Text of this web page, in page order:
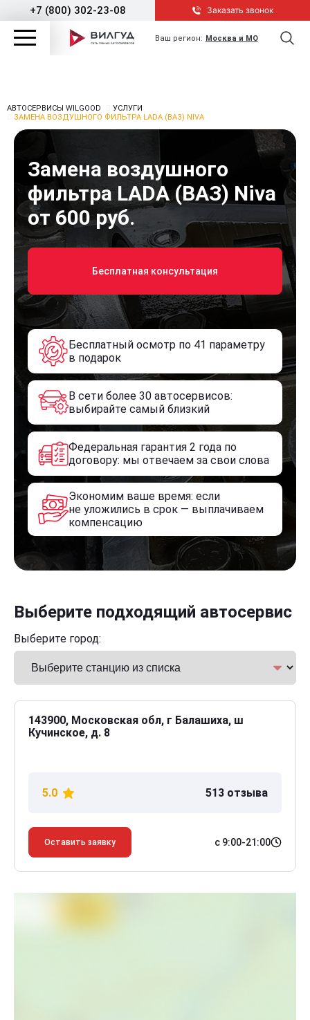
+7 (800) 302-23-08 Заказать звонок
Ваш регион: Москва и МО
АВТОСЕРВИСЫ WILGOOD
УСЛУГИ
ЗАМЕНА ВОЗДУШНОГО ФИЛЬТРА LADA (ВАЗ) NIVA
Замена воздушного
фильтра LADA (ВАЗ) Niva
от 600 руб.
Бесплатная консультация
Бесплатный осмотр по 41 параметру
в подарок
В сети более 30 автосервисов:
выбирайте самый близкий
Федеральная гарантия 2 года по
договору: мы отвечаем за свои слова
Экономим ваше время: если
не уложились в срок — выплачиваем
компенсацию
Выберите подходящий автосервис
Выберите город:
143900, Московская обл, г Балашиха, ш
Кучинское, д. 8
5.0 513 отзыва
Оставить заявку с 9:00-21:00